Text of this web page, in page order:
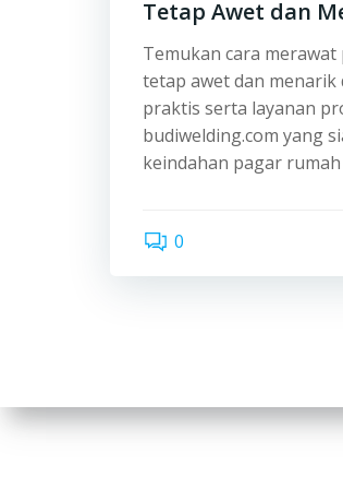
Tetap Awet dan
Temukan cara
tetap awet dan menarik
praktis serta layanan
budiwelding.com yang
keindahan pagar rumah
0